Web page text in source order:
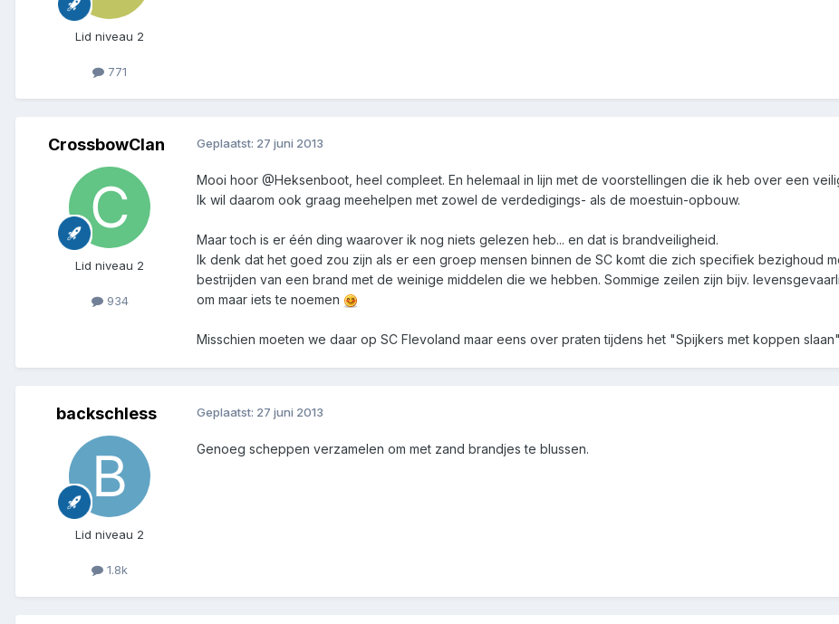
Lid niveau 2
771
CrossbowClan
Lid niveau 2
934
Geplaatst: 27 juni 2013
Mooi hoor @Heksenboot, heel compleet. En helemaal in lijn met de voorstellingen die ik heb over een
Ik wil daarom ook graag meehelpen met zowel de verdedigings- als de moestuin-opbouw.
Maar toch is er één ding waarover ik nog niets gelezen heb... en dat is brandveiligheid.
Ik denk dat het goed zou zijn als er een groep mensen binnen de SC komt die zich specifiek bezighoud
bestrijden van een brand met de weinige middelen die we hebben. Sommige zeilen zijn bijv.
om maar iets te noemen
Misschien moeten we daar op SC Flevoland maar eens over praten tijdens het "Spijkers met koppen
backschless
Lid niveau 2
1.8k
Geplaatst: 27 juni 2013
Genoeg scheppen verzamelen om met zand brandjes te blussen.